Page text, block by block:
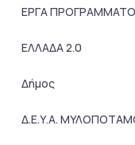
ΕΡΓΑ
ΕΛΛΑΔΑ 2.0
Δήμος
Δ.Ε.Υ.Α.